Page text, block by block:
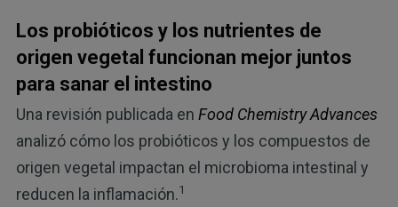
Los probióticos y los nutrientes de
origen vegetal funcionan mejor juntos
para sanar el intestino
Una revisión publicada en Food Chemistry Advances
analizó cómo los probióticos y los compuestos de
origen vegetal impactan el microbioma intestinal y
reducen la inflamación.1